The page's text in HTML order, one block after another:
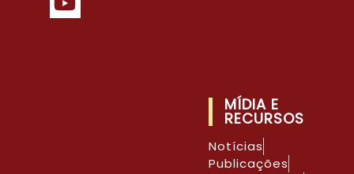
MÍDIA E
RECURSOS
Notícias
Publicações